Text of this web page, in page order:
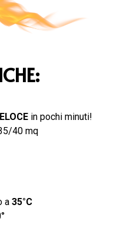
in pochi minuti!
40 mq
a 35°C